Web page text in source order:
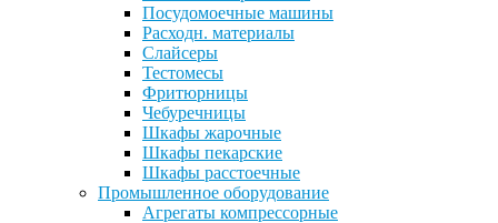
Посудомоечные машины
Расходн. материалы
Слайсеры
Тестомесы
Фритюрницы
Чебуречницы
Шкафы жарочные
Шкафы пекарские
Шкафы расстоечные
Промышленное оборудование
Агрегаты компрессорные